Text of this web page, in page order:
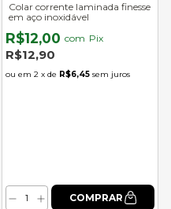
Colar corrente laminada finesse
em aço inoxidável
R$12,00 com Pix
R$12,90
2 x de R$6,45 sem juros